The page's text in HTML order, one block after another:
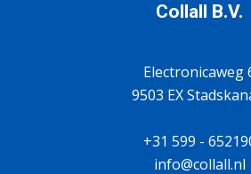
Collall B.V.
Electronicaweg
9503 EX
+31 599 -
info@collall.nl